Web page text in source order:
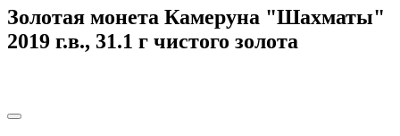
Золотая монета Камеруна "Шахматы"
2019 г.в., 31.1 г чистого золота